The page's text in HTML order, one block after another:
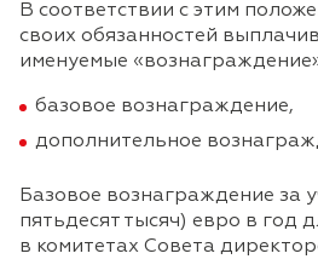
В соответствии с этим
своих обязанностей
именуемые
базовое вознаграждение,
дополнительное
Базовое вознаграждение за
пятьдесят тысяч) евро в год
в комитетах Совета